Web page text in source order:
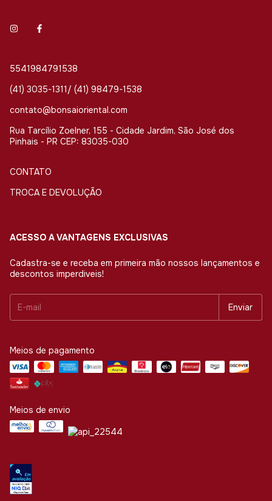
5541984791538
(41) 3035-1311/ (41) 98479-1538
contato@bonsaioriental.com
Rua Tarcílio Zoelner, 155 - Cidade Jardim, São José dos
Pinhais - PR CEP: 83035-030
CONTATO
TROCA E DEVOLUÇÃO
ACESSO A VANTAGENS EXCLUSIVAS
Cadastra-se e receba em primeira mão nossos lançamentos e
descontos imperdiveis!
Meios de pagamento
Meios de envio